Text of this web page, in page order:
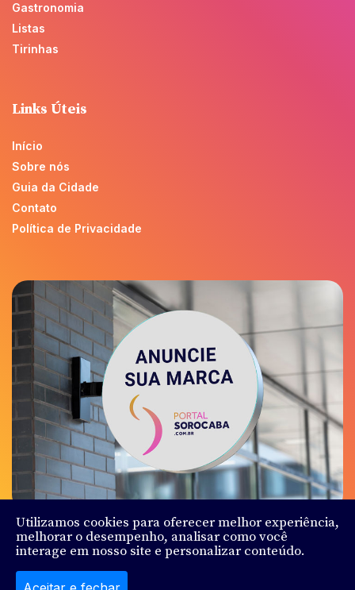
Gastronomia
Listas
Tirinhas
Links Úteis
Início
Sobre nós
Guia da Cidade
Contato
Política de Privacidade
© Sorocaba.Com - Todos os direitos reservados - Feito
Utilizamos cookies para oferecer melhor experiência,
melhorar o desempenho, analisar como você
interage em nosso site e personalizar conteúdo.